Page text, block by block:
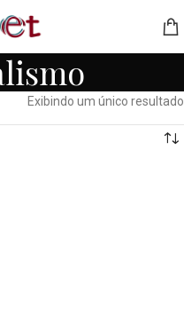
Exibindo um único resultado